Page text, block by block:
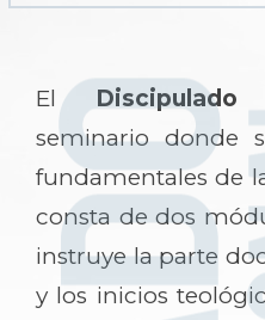
El Discipulado
seminario donde
fundamentales de
consta de dos
instruye la parte
y los inicios